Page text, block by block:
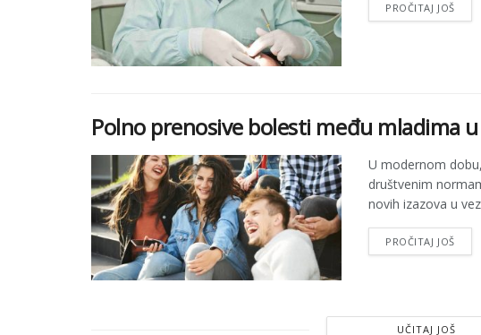
PROČITAJ JOŠ
Polno prenosive bolesti među mladima
U modernom
društvenim
novih izazova u
PROČITAJ JOŠ
UČITAJ JOŠ